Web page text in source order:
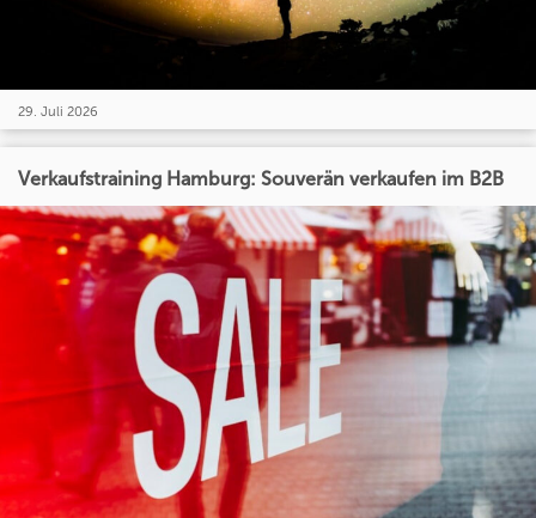
29. Juli 2026
Verkaufstraining Hamburg: Souverän verkaufen im B2B